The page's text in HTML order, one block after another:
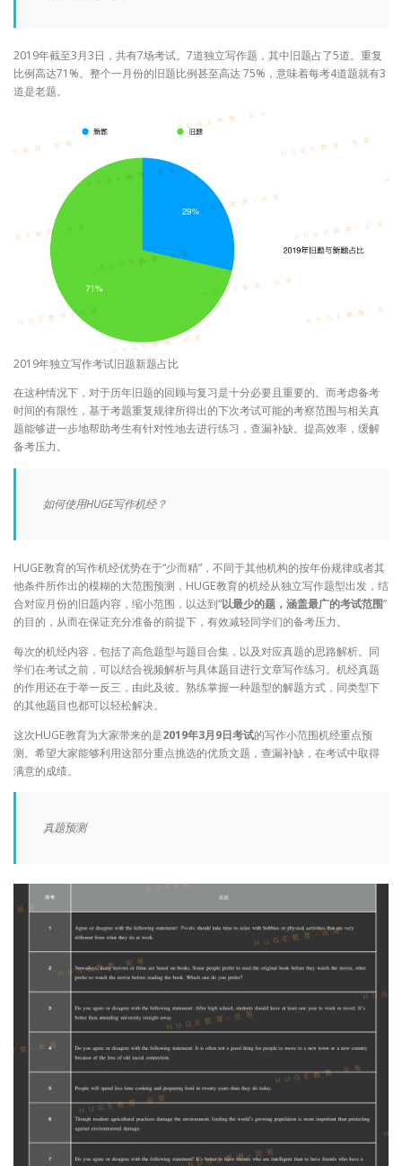
2019年截至3月3日，共有7场考试。7道独立写作题，其中旧题占了5道。重复
比例高达71%。整个一月份的旧题比例甚至高达 75%，意味着每考4道题就有3
道是老题。
2019年独立写作考试旧题新题占比
在这种情况下，对于历年旧题的回顾与复习是十分必要且重要的。而考虑备考
时间的有限性，基于考题重复规律所得出的下次考试可能的考察范围与相关真
题能够进一步地帮助考生有针对性地去进行练习，查漏补缺。提高效率，缓解
备考压力。
如何使用HUGE写作机经？
HUGE教育的写作机经优势在于“少而精”，不同于其他机构的按年份规律或者其
他条件所作出的模糊的大范围预测，HUGE教育的机经从独立写作题型出发，结
合对应月份的旧题内容，缩小范围，以达到“以最少的题，涵盖最广的考试范围”
的目的，从而在保证充分准备的前提下，有效减轻同学们的备考压力。
每次的机经内容，包括了高危题型与题目合集，以及对应真题的思路解析。同
学们在考试之前，可以结合视频解析与具体题目进行文章写作练习。机经真题
的作用还在于举一反三，由此及彼。熟练掌握一种题型的解题方式，同类型下
的其他题目也都可以轻松解决。
这次HUGE教育为大家带来的是2019年3月9日考试的写作小范围机经重点预
测。希望大家能够利用这部分重点挑选的优质文题，查漏补缺，在考试中取得
满意的成绩。
真题预测